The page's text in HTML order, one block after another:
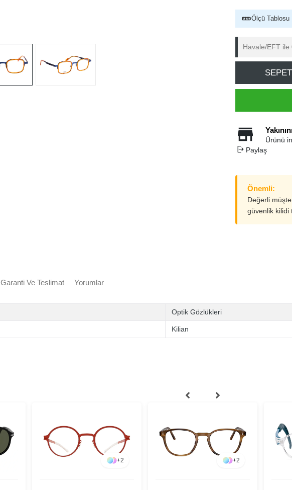
Ölçü Tablosu
Havale/EFT ile
Ürünü
Paylaş
Önemli:
Değerli
güvenlik kilidi
Garanti Ve Teslimat Yorumlar
Optik Gözlükleri
Kilian
+2 +2